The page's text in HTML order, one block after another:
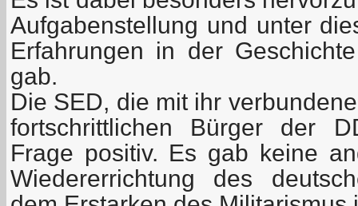
Aufgabenstellung und unter
Erfahrungen in der
gab.
Die SED, die mit ihr
fortschrittlichen Bürger der
Frage positiv. Es gab keine
Wiedererrichtung des